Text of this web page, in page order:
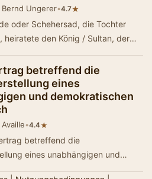
Ungerer•4.7★
oder Schehersad, die Tochter
heiratete den König / Sultan, der
betreffend die
eines
und demokratischen
•4.4★
betreffend die
eines unabhängigen und